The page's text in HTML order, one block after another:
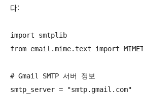
다:
import smtplib
from email.mime.text import
# Gmail SMTP 서버 정보
smtp_server = "smtp.gmail.com"